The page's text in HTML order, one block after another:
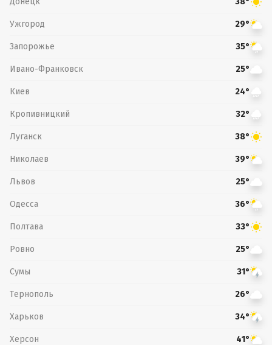
Ужгород 29°
Запорожье 35°
Ивано-Франковск 25°
Киев 24°
Кропивницкий 32°
Луганск 38°
Николаев 39°
Львов 25°
Одесса 36°
Полтава 33°
Ровно 25°
Сумы 31°
Тернополь 26°
Харьков 34°
Херсон 41°